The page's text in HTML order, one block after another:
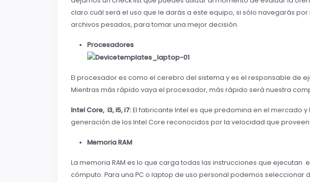
claro cuál será el uso que le darás a este equipo, si sólo navegarás
archivos pesados, para tomar una mejor decisión.
Procesadores
El procesador es como el cerebro del sistema y es el responsable de
Mientras más rápido vaya el procesador, más rápido será nuestra
Intel Core, i3, i5, i7:El fabricante Intel es que predomina en el mercado
generación de los Intel Core reconocidos por la velocidad que
Memoria RAM
La memoria RAM es lo que carga todas las instrucciones que ejecutan
cómputo. Para una PC o laptop de uso personal podemos seleccionar